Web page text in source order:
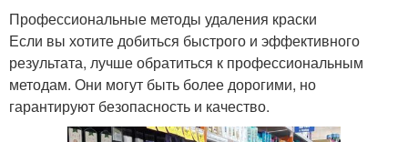
Профессиональные методы удаления краски
Если вы хотите добиться быстрого и эффективного
результата, лучше обратиться к профессиональным
методам. Они могут быть более дорогими, но
гарантируют безопасность и качество.